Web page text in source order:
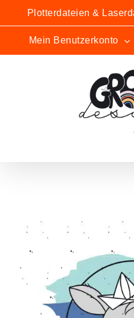
springen
Plotterdateien &
Mein Benutzerkonto